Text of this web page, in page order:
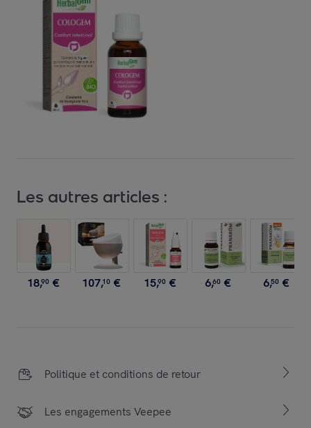
Les autres articles :
18,90 € 107,10 € 15,90 € 6,60 € 6,50 €
Politique et conditions de retour
Les engagements Veepee